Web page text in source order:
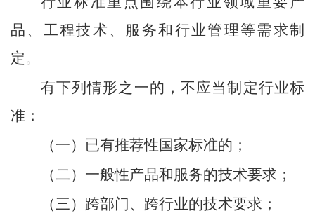
品、工程技术、服务和行业管理等需求制
定。
有下列情形之一的，不应当制定行业标
准：
（一）已有推荐性国家标准的；
（二）一般性产品和服务的技术要求；
（三）跨部门、跨行业的技术要求；